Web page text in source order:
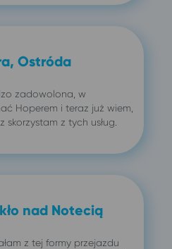
Ostróda
zadowolona, w
Hoperem i teraz już wiem,
z tych usług.
nad Notecią
z tej formy przejazdu